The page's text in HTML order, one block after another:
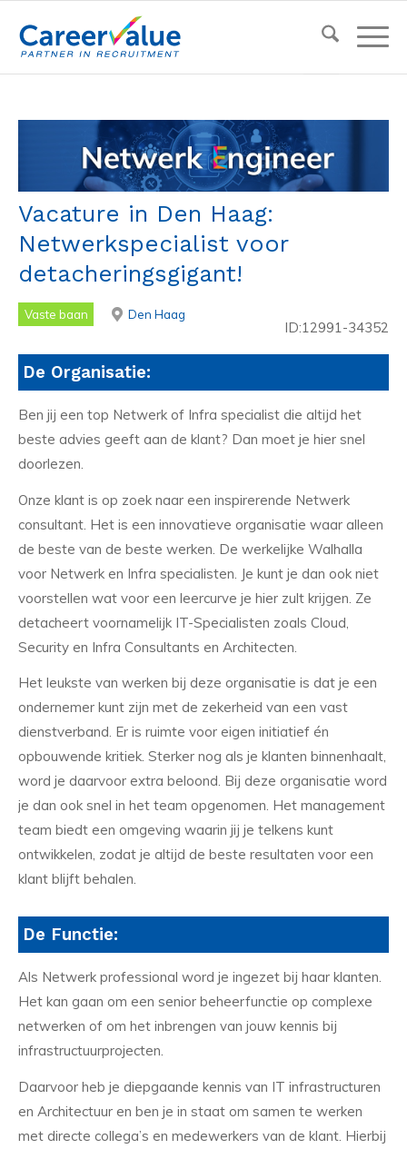
Vacature in Den Haag:
Netwerkspecialist voor
detacheringsgigant!
Vaste baan Den Haag
ID:12991-34352
De Organisatie:
Ben jij een top Netwerk of Infra specialist die altijd het
beste advies geeft aan de klant? Dan moet je hier snel
doorlezen.
Onze klant is op zoek naar een inspirerende Netwerk
consultant. Het is een innovatieve organisatie waar alleen
de beste van de beste werken. De werkelijke Walhalla
voor Netwerk en Infra specialisten. Je kunt je dan ook niet
voorstellen wat voor een leercurve je hier zult krijgen. Ze
detacheert voornamelijk IT-Specialisten zoals Cloud,
Security en Infra Consultants en Architecten.
Het leukste van werken bij deze organisatie is dat je een
ondernemer kunt zijn met de zekerheid van een vast
dienstverband. Er is ruimte voor eigen initiatief én
opbouwende kritiek. Sterker nog als je klanten binnenhaalt,
word je daarvoor extra beloond. Bij deze organisatie word
je dan ook snel in het team opgenomen. Het management
team biedt een omgeving waarin jij je telkens kunt
ontwikkelen, zodat je altijd de beste resultaten voor een
klant blijft behalen.
De Functie:
Als Netwerk professional word je ingezet bij haar klanten.
Het kan gaan om een senior beheerfunctie op complexe
netwerken of om het inbrengen van jouw kennis bij
infrastructuurprojecten.
Daarvoor heb je diepgaande kennis van IT infrastructuren
en Architectuur en ben je in staat om samen te werken
met directe collega’s en medewerkers van de klant. Hierbij